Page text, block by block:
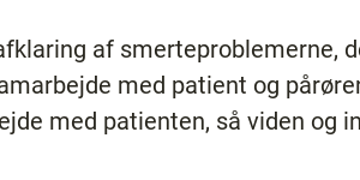
af smerteproblemerne,
med patient og
med patienten, så viden og